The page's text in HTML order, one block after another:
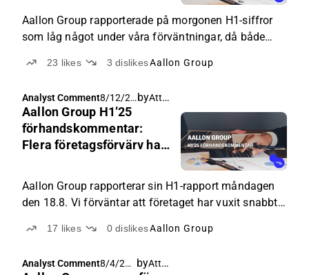
Aallon Group rapporterade på morgonen H1-siffror
som låg något under våra förväntningar, då både
våra estimat.
23 likes 3dislikesAallon Group
Analyst Comment8/12/20
25, 4:43
AM
by Atte Riikola
Aallon Group H1’25
förhandskommentar:
Flera företagsförvärv har
Aallon Group rapporterar sin H1-rapport måndagen
den 18.8. Vi förväntar att företaget har vuxit snabbt
att den organiska tillväxten har legat nära noll i den
resultatet likaså har ökat i takt med omsättningen.
17 likes 0dislikesAallon Group
Analyst Comment8/4/202
by Atte Riikola